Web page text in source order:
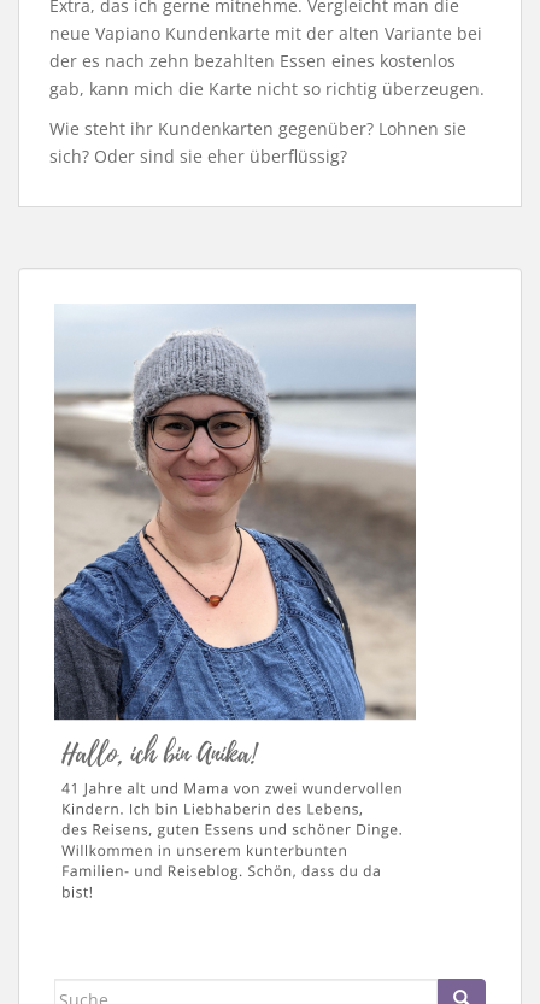
Extra, das ich gerne mitnehme. Vergleicht man die
neue Vapiano Kundenkarte mit der alten Variante bei
der es nach zehn bezahlten Essen eines kostenlos
gab, kann mich die Karte nicht so richtig überzeugen.
Wie steht ihr Kundenkarten gegenüber? Lohnen sie
sich? Oder sind sie eher überflüssig?
Suche